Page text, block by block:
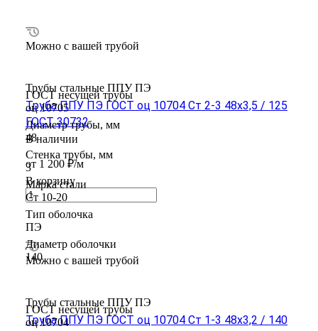
ГОСТ несущей трубы
оц 10705
Диаметр трубы, мм
48
Стенка трубы, мм
3
Марка стали
Ст 10-20
Тип оболочка
ПЭ
Диаметр оболочки
140
ГОСТ несущей трубы
оц 10704
Можно с вашей трубой
Трубы стальные ППУ ПЭ
Труба ППУ ПЭ ГОСТ оц 10704 Ст 2-3 48x3,5 / 125
ГОСТ 30732
В наличии
от 1 200 ₽/м
В корзину
Можно с вашей трубой
Трубы стальные ППУ ПЭ
Труба ППУ ПЭ ГОСТ оц 10704 Ст 1-3 48x3,2 / 140